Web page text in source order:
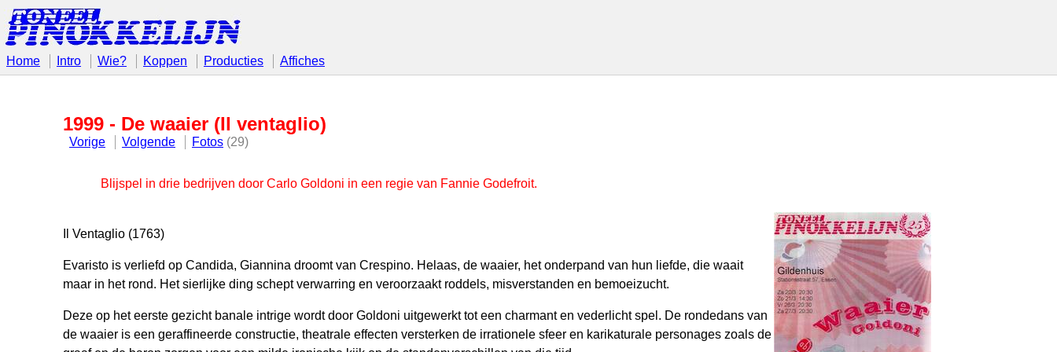
Home Intro Wie? Koppen Producties Affiches
1999 - De waaier (Il ventaglio)
Vorige Volgende Fotos (29)
Blijspel in drie bedrijven door Carlo Goldoni in een regie van Fannie Godefroit.
Il Ventaglio (1763)
Evaristo is verliefd op Candida, Giannina droomt van Crespino. Helaas, de waaier, het onderpand van hun liefde, die waait
maar in het rond. Het sierlijke ding schept verwarring en veroorzaakt roddels, misverstanden en bemoeizucht.
Deze op het eerste gezicht banale intrige wordt door Goldoni uitgewerkt tot een charmant en vederlicht spel. De rondedans van
de waaier is een geraffineerde constructie, theatrale effecten versterken de irrationele sfeer en karikaturale personages zoals de